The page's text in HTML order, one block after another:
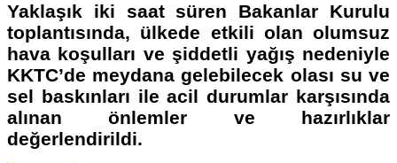
Yaklaşık iki saat süren Bakanlar Kurulu
toplantısında, ülkede etkili olan olumsuz
hava koşulları ve şiddetli yağış nedeniyle
KKTC’de meydana gelebilecek olası su ve
sel baskınları ile acil durumlar karşısında
alınan önlemler ve hazırlıklar
değerlendirildi.